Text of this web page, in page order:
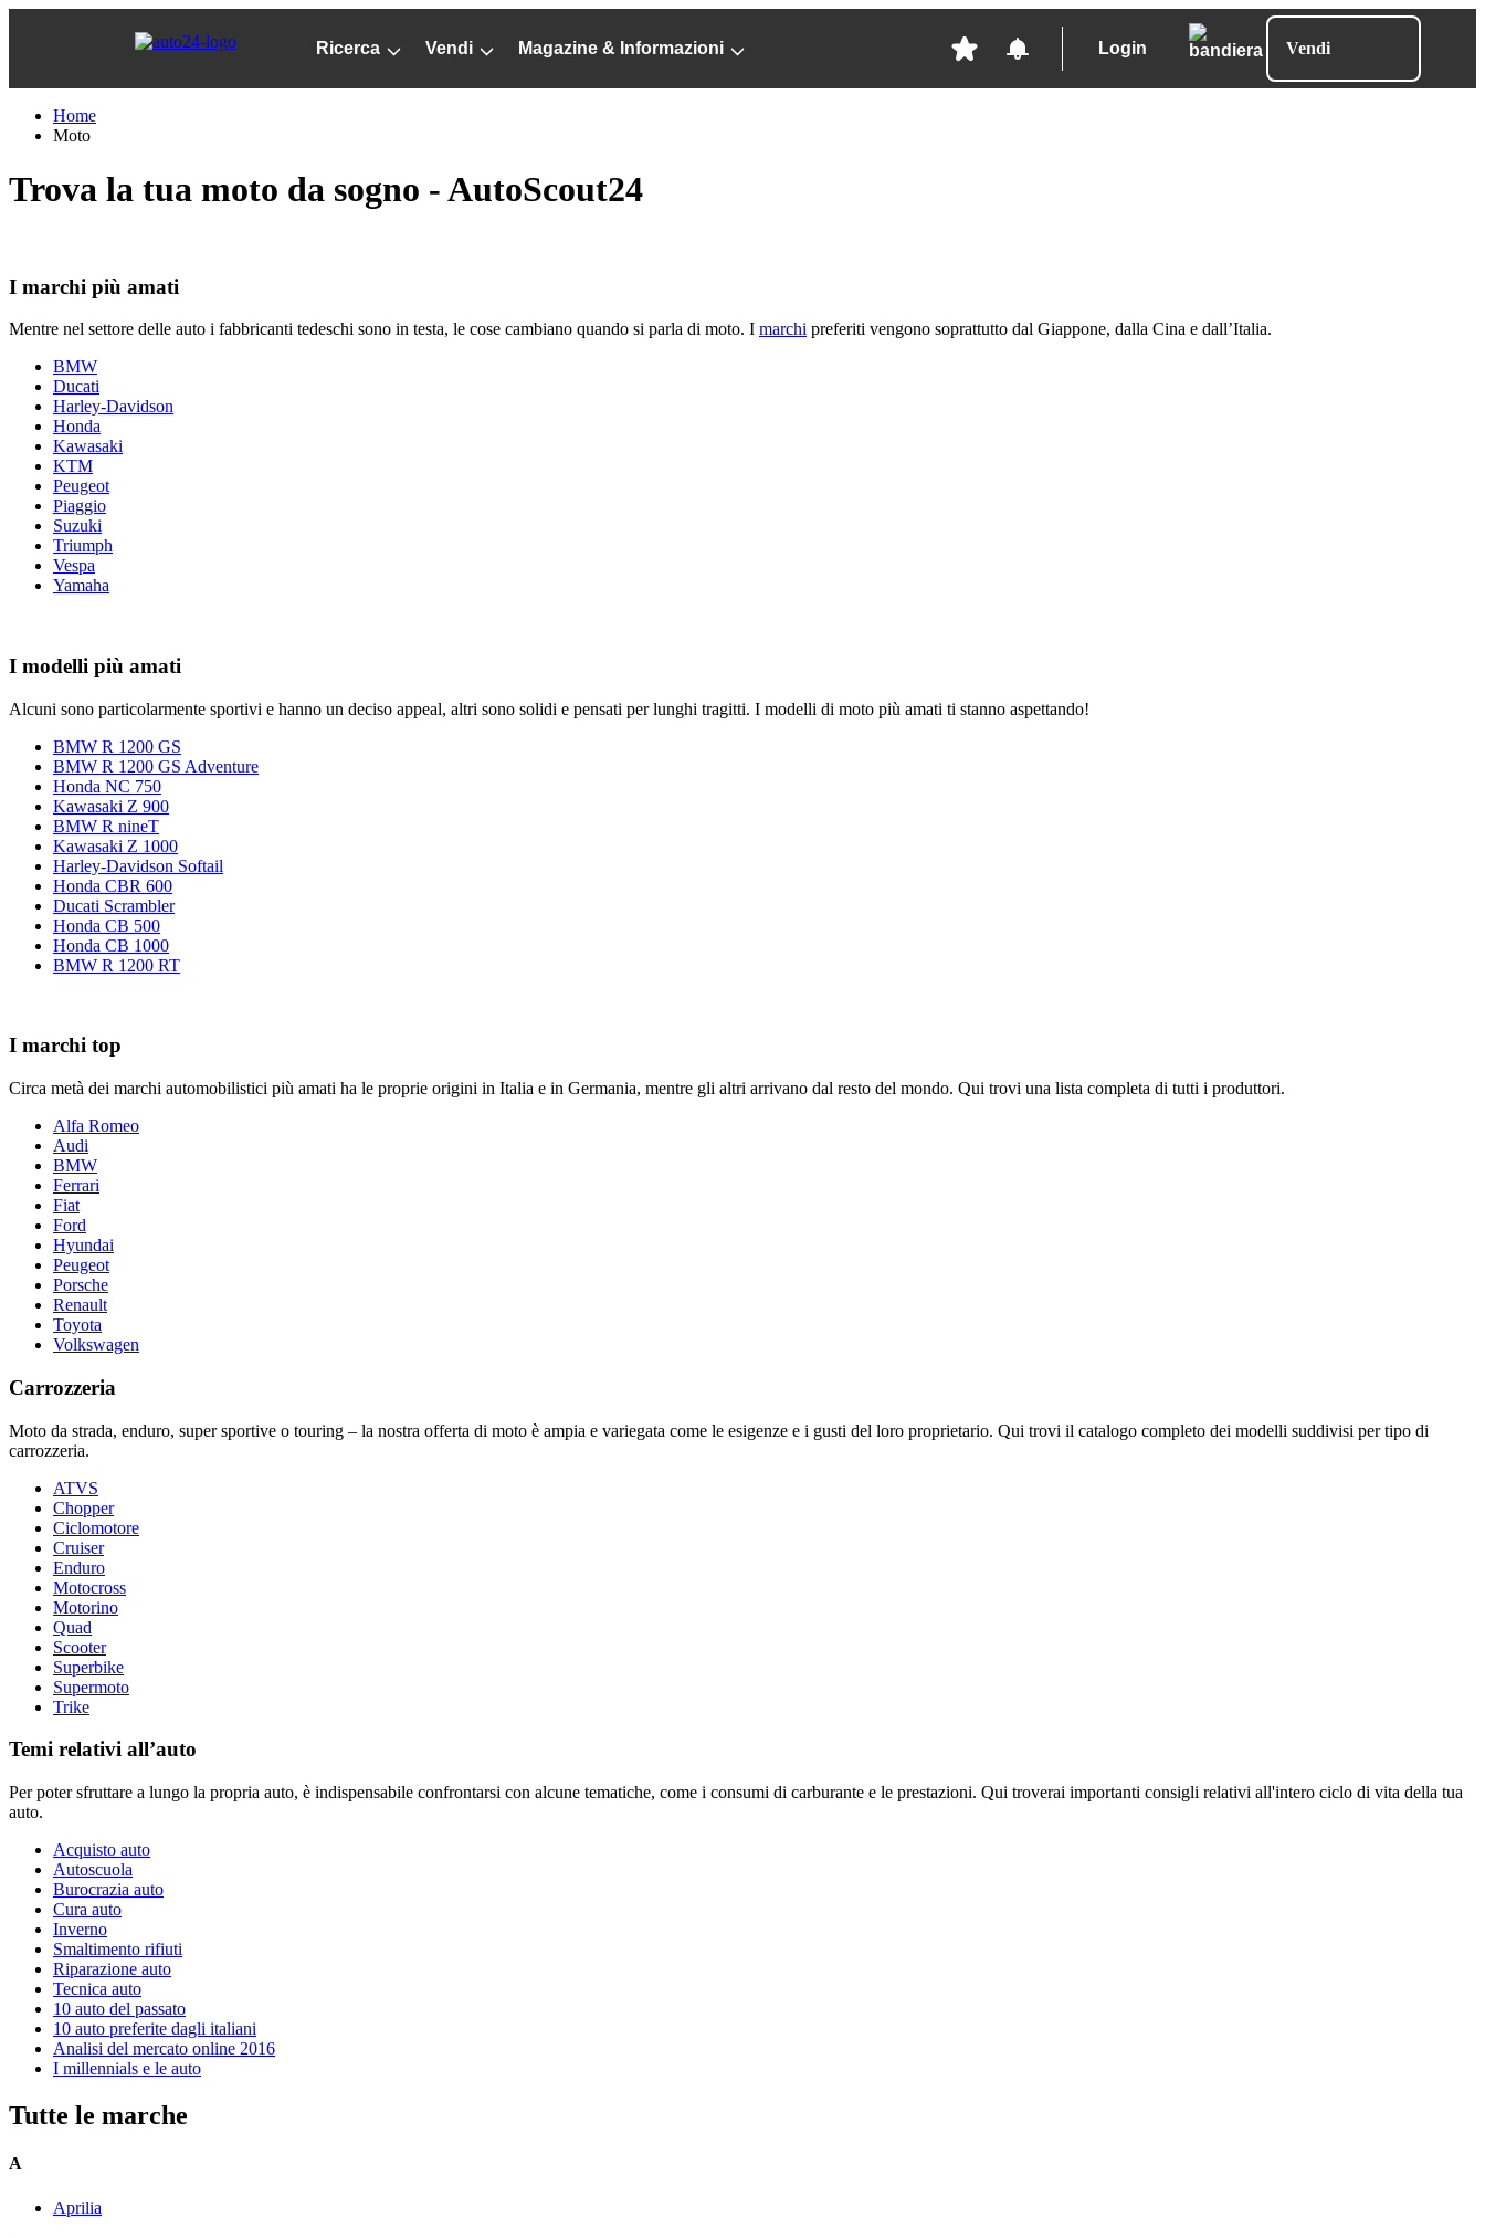
Ricerca Vendi Magazine & Informazioni Login Vendi
Home
Moto
Trova la tua moto da sogno - AutoScout24
I marchi più amati
Mentre nel settore delle auto i fabbricanti tedeschi sono in testa, le cose cambiano quando si parla di moto. I marchi preferiti vengono soprattutto dal Giappone, dalla Cina e dall’Italia.
BMW
Ducati
Harley-Davidson
Honda
Kawasaki
KTM
Peugeot
Piaggio
Suzuki
Triumph
Vespa
Yamaha
I modelli più amati
Alcuni sono particolarmente sportivi e hanno un deciso appeal, altri sono solidi e pensati per lunghi tragitti. I modelli di moto più amati ti stanno aspettando!
BMW R 1200 GS
BMW R 1200 GS Adventure
Honda NC 750
Kawasaki Z 900
BMW R nineT
Kawasaki Z 1000
Harley-Davidson Softail
Honda CBR 600
Ducati Scrambler
Honda CB 500
Honda CB 1000
BMW R 1200 RT
I marchi top
Circa metà dei marchi automobilistici più amati ha le proprie origini in Italia e in Germania, mentre gli altri arrivano dal resto del mondo. Qui trovi una lista completa di tutti i produttori.
Alfa Romeo
Audi
BMW
Ferrari
Fiat
Ford
Hyundai
Peugeot
Porsche
Renault
Toyota
Volkswagen
Carrozzeria
Moto da strada, enduro, super sportive o touring – la nostra offerta di moto è ampia e variegata come le esigenze e i gusti del loro proprietario. Qui trovi il catalogo completo dei modelli suddivisi per tipo di
carrozzeria.
ATVS
Chopper
Ciclomotore
Cruiser
Enduro
Motocross
Motorino
Quad
Scooter
Superbike
Supermoto
Trike
Temi relativi all’auto
Per poter sfruttare a lungo la propria auto, è indispensabile confrontarsi con alcune tematiche, come i consumi di carburante e le prestazioni. Qui troverai importanti consigli relativi all'intero ciclo di vita della tua
auto.
Acquisto auto
Autoscuola
Burocrazia auto
Cura auto
Inverno
Smaltimento rifiuti
Riparazione auto
Tecnica auto
10 auto del passato
10 auto preferite dagli italiani
Analisi del mercato online 2016
I millennials e le auto
Tutte le marche
A
Aprilia